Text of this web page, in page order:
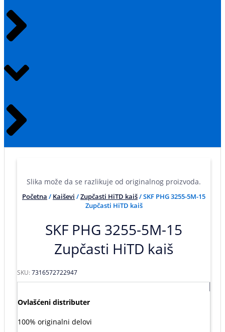
Slika može da se razlikuje od originalnog proizvoda.
Početna / Kaiševi /Zupčasti HiTD kaiš/ SKF PHG 3255-5M-15
Zupčasti HiTD kaiš
SKF PHG 3255-5M-15
Zupčasti HiTD kaiš
SKU:7316572722947
Ovlašćeni distributer
100% originalni delovi